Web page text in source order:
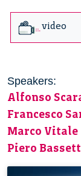
video
Speakers:
Alfonso
Francesco
Marco Vitale
Piero